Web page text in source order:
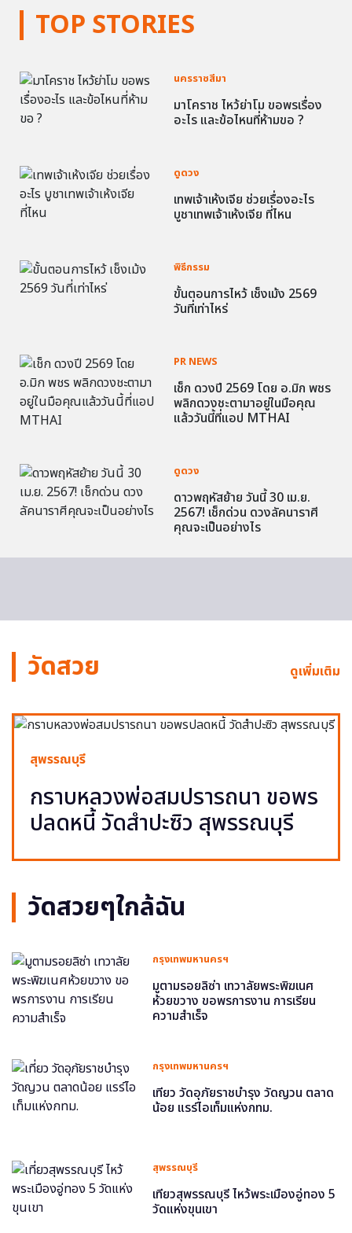
TOP STORIES
นครราชสีมา
มาโคราช ไหว้ย่าโม ขอพรเรื่อง
อะไร และข้อไหนที่ห้ามขอ ?
ดูดวง
เทพเจ้าเห้งเจีย ช่วยเรื่องอะไร
บูชาเทพเจ้าเห้งเจีย ที่ไหน
พิธีกรรม
ขั้นตอนการไหว้ เช็งเม้ง 2569
วันที่เท่าไหร่
PR NEWS
เช็ก ดวงปี 2569 โดย อ.มิก พชร
พลิกดวงชะตามาอยู่ในมือคุณ
แล้ววันนี้ที่แอป MTHAI
ดูดวง
ดาวพฤหัสย้าย วันนี้ 30 เม.ย.
2567! เช็กด่วน ดวงลัคนาราศี
คุณจะเป็นอย่างไร
วัดสวย ดูเพิ่มเติม
สุพรรณบุรี
กราบหลวงพ่อสมปรารถนา ขอพร
ปลดหนี้ วัดสำปะซิว สุพรรณบุรี
วัดสวยๆใกล้ฉัน
กรุงเทพมหานครฯ
มูตามรอยลิซ่า เทวาลัยพระพิฆเนศ
ห้วยขวาง ขอพรการงาน การเรียน
ความสำเร็จ
กรุงเทพมหานครฯ
เที่ยว วัดอุภัยราชบำรุง วัดญวน ตลาด
น้อย แรร์ไอเท็มแห่งกทม.
สุพรรณบุรี
เที่ยวสุพรรณบุรี ไหว้พระเมืองอู่ทอง 5
วัดแห่งขุนเขา